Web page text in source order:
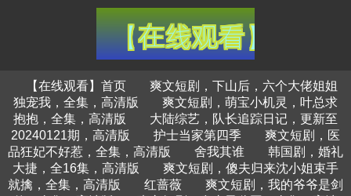
【在线观看】首页
爽文短剧，下山后，六个大佬姐姐
独宠我，全集，高清版
爽文短剧，萌宝小机灵，叶总求
抱抱，全集，高清版
大陆综艺，队长追踪日记，更新至
20240121期，高清版
护士当家第四季
爽文短剧，医
品狂妃不好惹，全集，高清版
舍我其谁
韩国剧，婚礼
大捷，全16集，高清版
爽文短剧，傻夫归来沈小姐束手
就擒，全集，高清版
红蔷薇
爽文短剧，我的爷爷是剑